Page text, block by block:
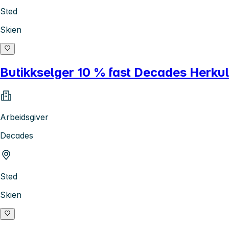
Sted
Skien
Butikkselger 10 % fast Decades
Arbeidsgiver
Decades
Sted
Skien